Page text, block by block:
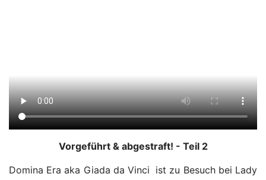
Vorgeführt & abgestraft! - Teil 2
Domina Era aka Giada da Vinci ist zu Besuch bei Lady